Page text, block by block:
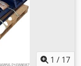
1 / 17